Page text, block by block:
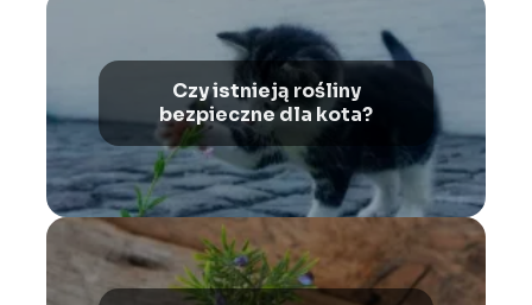
Czy istnieją rośliny
bezpieczne dla kota?